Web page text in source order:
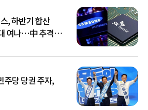
, 하반기 합산
여나…中 추격은
당 당권 주자,